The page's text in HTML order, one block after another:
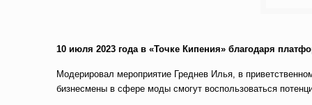
10 июля 2023 года в «Точке Кипения» благодаря
Модерировал мероприятие Греднев Илья, в
бизнесмены в сфере моды смогут воспользоваться